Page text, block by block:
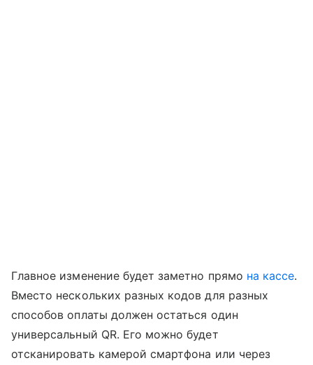
Главное изменение будет заметно прямо на кассе.
Вместо нескольких разных кодов для разных
способов оплаты должен остаться один
универсальный QR. Его можно будет
отсканировать камерой смартфона или через